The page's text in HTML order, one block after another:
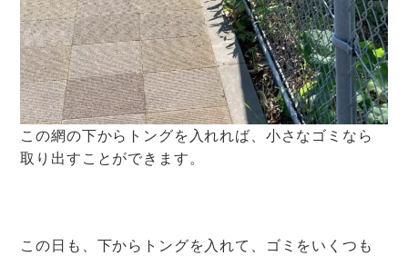
この網の下からトングを入れれば、小さなゴミなら
取り出すことができます。
この日も、下からトングを入れて、ゴミをいくつも